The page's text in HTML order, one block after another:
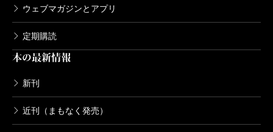
ウェブマガジンとアプリ
定期購読
本の最新情報
新刊
近刊（まもなく発売）